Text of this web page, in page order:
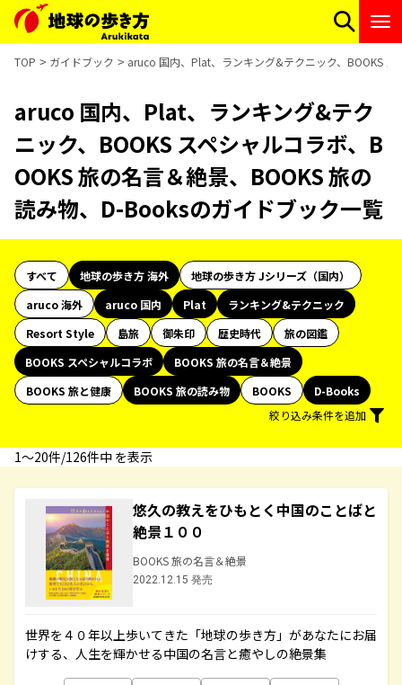
TOP ガイドブック aruco 国内、Plat、ランキング&テクニック、BOOKS
aruco 国内、Plat、ランキング&テク
ニック、BOOKS スペシャルコラボ、B
OOKS 旅の名言＆絶景、BOOKS 旅の
読み物、D-Booksのガイドブック一覧
すべて 地球の歩き方 海外
地球の歩き方 Jシリーズ（国内）
aruco 海外
aruco 国内 Plat
ランキング&テクニック
Resort Style
島旅 御朱印 歴史時代
旅の図鑑
BOOKS スペシャルコラボ
BOOKS 旅の名言＆絶景
BOOKS 旅と健康
BOOKS 旅の読み物 BOOKS
D-Books
絞り込み条件を追加
1〜20件/126件中 を表示
悠久の教えをひもとく中国のことばと
絶景１００
BOOKS 旅の名言＆絶景
2022.12.15 発売
世界を４０年以上歩いてきた「地球の歩き方」があなたにお届
けする、人生を輝かせる中国の名言と癒やしの絶景集